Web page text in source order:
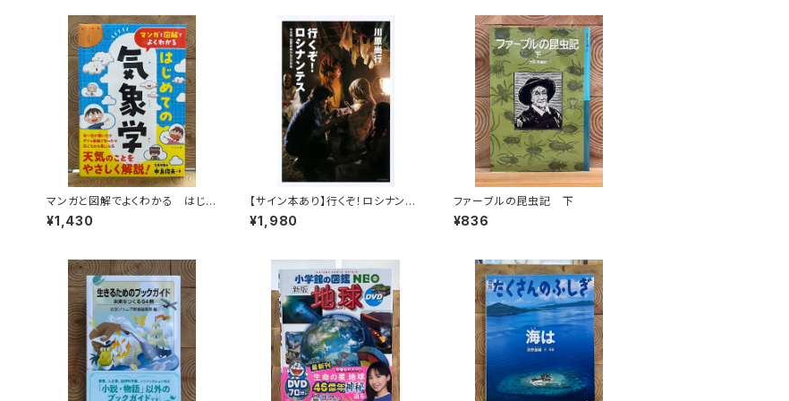
マンガと図解でよくわかる はじめ
ての気象学
¥1,430
【サイン本あり】行くぞ！ロシナンテ
ス 日本発国際医療NGOの挑戦
¥1,980
ファーブルの昆虫記 下
¥836